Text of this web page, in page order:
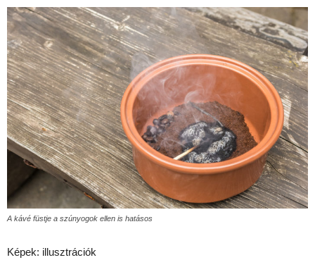
A kávé füstje a szúnyogok ellen is hatásos
Képek: illusztrációk